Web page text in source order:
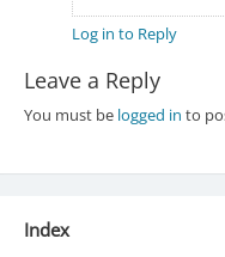
Log in to Reply
Leave a Reply
You must be logged in to
Index